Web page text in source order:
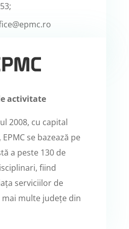
activitate
2008, cu capital
se bazează pe
a peste 130 de
fiind
serviciilor de
multe județe din